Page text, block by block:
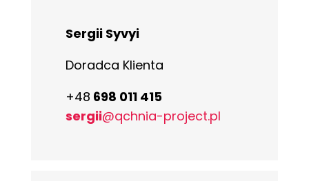
Sergii Syvyi
Doradca Klienta
+48 698 011 415
sergii@qchnia-project.pl